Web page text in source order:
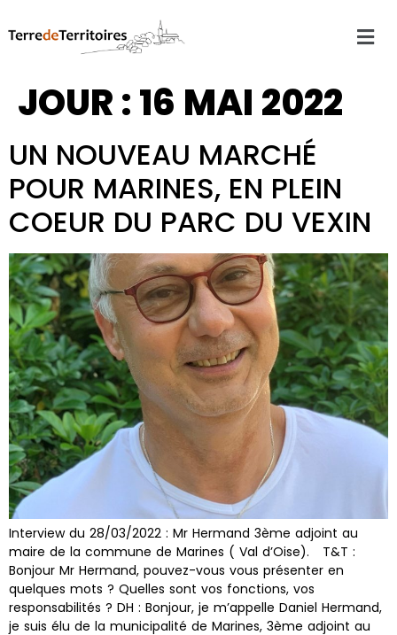
JOUR :16 MAI 2022
UN NOUVEAU MARCHÉ
POUR MARINES, EN PLEIN
COEUR DU PARC DU VEXIN
Interview du 28/03/2022 : Mr Hermand 3ème adjoint au
maire de la commune de Marines ( Val d’Oise). T&T :
Bonjour Mr Hermand, pouvez-vous vous présenter en
quelques mots ? Quelles sont vos fonctions, vos
responsabilités ? DH : Bonjour, je m’appelle Daniel Hermand,
je suis élu de la municipalité de Marines, 3ème adjoint au